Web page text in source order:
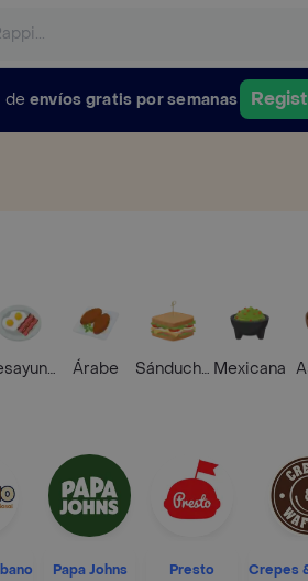
de envíos gratis por semanas
Árabe SánduchesMexicana
Papa Johns Presto Crepes